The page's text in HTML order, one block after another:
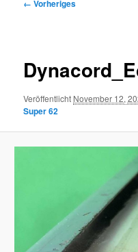
← Vorheriges
Veröffentlicht November 12,
Super 62